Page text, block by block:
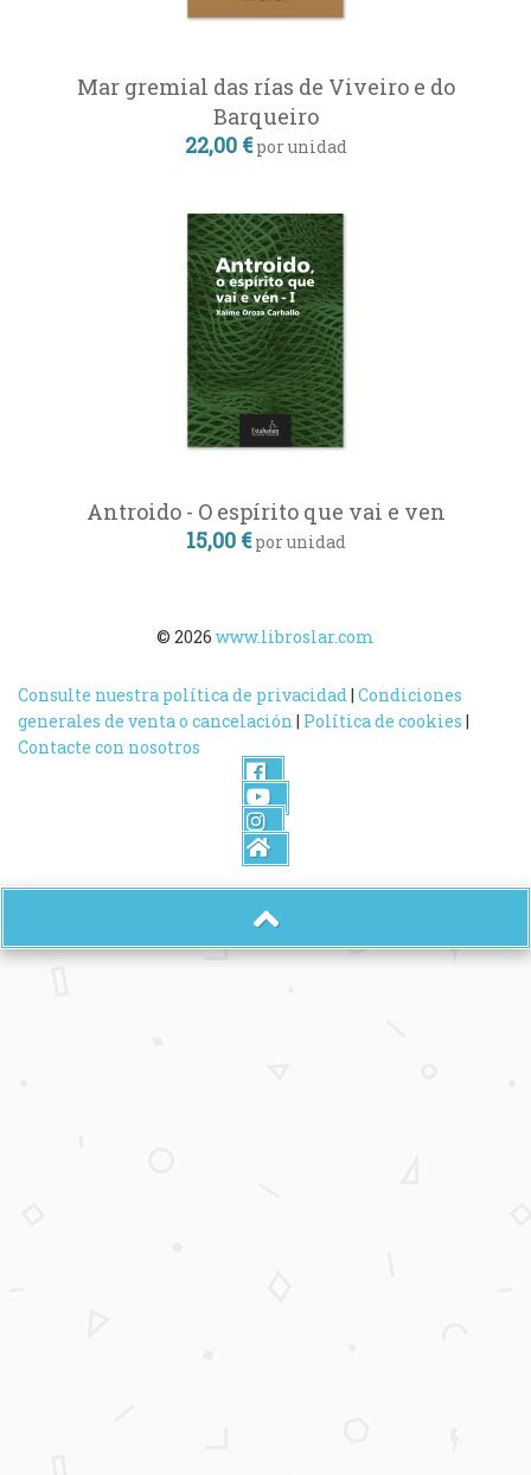
Mar gremial das rías de Viveiro e do
Barqueiro
22,00 € por unidad
Antroido - O espírito que vai e ven
15,00 € por unidad
© 2026 www.libroslar.com
Consulte nuestra política de privacidad | Condiciones
generales de venta o cancelación | Política de cookies |
Contacte con nosotros